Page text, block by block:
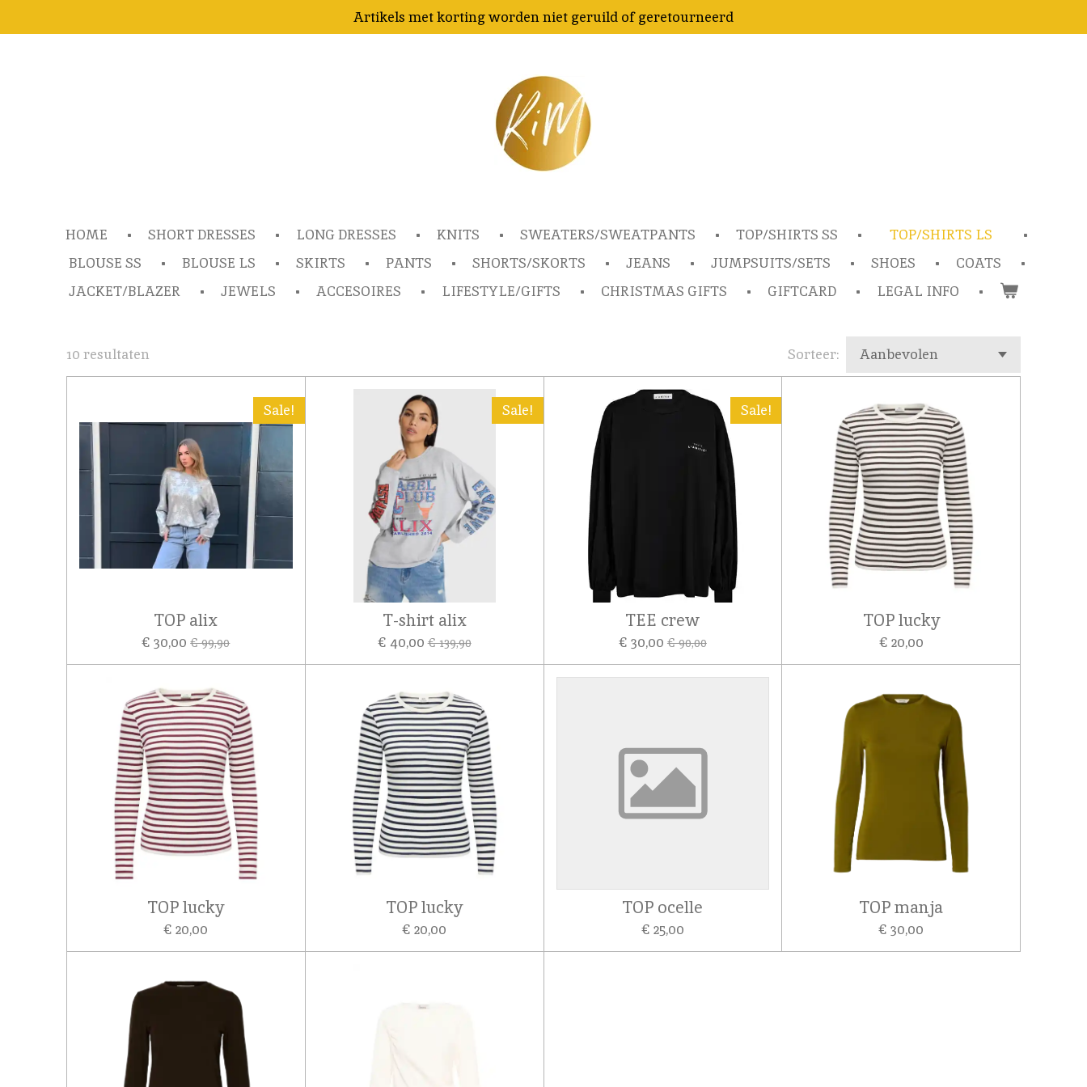
direct
Artikels met korting worden niet geruild of geretourneerd
HOME SHORT DRESSES LONG DRESSES KNITS SWEATERS/SWEATPANTS TOP/SHIRTS SS
TOP/SHIRTS LS
BLOUSE SS
BLOUSE LS SKIRTS PANTS SHORTS/SKORTS JEANS JUMPSUITS/SETS SHOES
COATS
JACKET/BLAZER
JEWELS ACCESOIRES LIFESTYLE/GIFTS CHRISTMAS GIFTS GIFTCARD LEGAL INFO
10 resultaten Sorteer:
Sale!
TOP alix
€ 30,00 € 99,90
Sale!
T-shirt alix
€ 40,00 € 139,90
Sale!
TEE crew
€ 30,00 € 90,00
TOP lucky
€ 20,00
TOP lucky
€ 20,00
TOP lucky
€ 20,00
TOP ocelle
€ 25,00
TOP manja
€ 30,00